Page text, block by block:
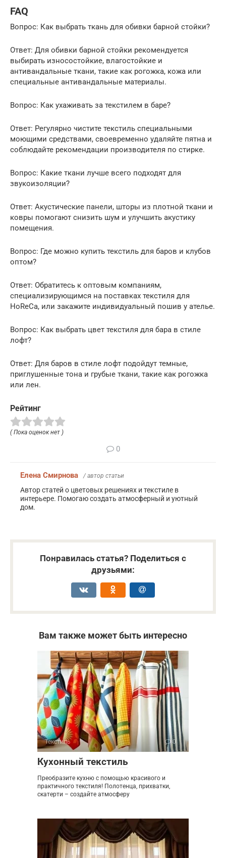
FAQ
Вопрос: Как выбрать ткань для обивки барной стойки?
Ответ: Для обивки барной стойки рекомендуется
выбирать износостойкие, влагостойкие и
антивандальные ткани, такие как рогожка, кожа или
специальные антивандальные материалы.
Вопрос: Как ухаживать за текстилем в баре?
Ответ: Регулярно чистите текстиль специальными
моющими средствами, своевременно удаляйте пятна и
соблюдайте рекомендации производителя по стирке.
Вопрос: Какие ткани лучше всего подходят для
звукоизоляции?
Ответ: Акустические панели, шторы из плотной ткани и
ковры помогают снизить шум и улучшить акустику
помещения.
Вопрос: Где можно купить текстиль для баров и клубов
оптом?
Ответ: Обратитесь к оптовым компаниям,
специализирующимся на поставках текстиля для
HoReCa, или закажите индивидуальный пошив у ателье.
Вопрос: Как выбрать цвет текстиля для бара в стиле
лофт?
Ответ: Для баров в стиле лофт подойдут темные,
приглушенные тона и грубые ткани, такие как рогожка
или лен.
Рейтинг
( Пока оценок нет )
0
Елена Смирнова / автор статьи
Автор статей о цветовых решениях и текстиле в
интерьере. Помогаю создать атмосферный и уютный
дом.
Понравилась статья? Поделиться с
друзьями:
Вам также может быть интересно
Текстиль 0
Кухонный текстиль
Преобразите кухню с помощью красивого и
практичного текстиля! Полотенца, прихватки,
скатерти – создайте атмосферу